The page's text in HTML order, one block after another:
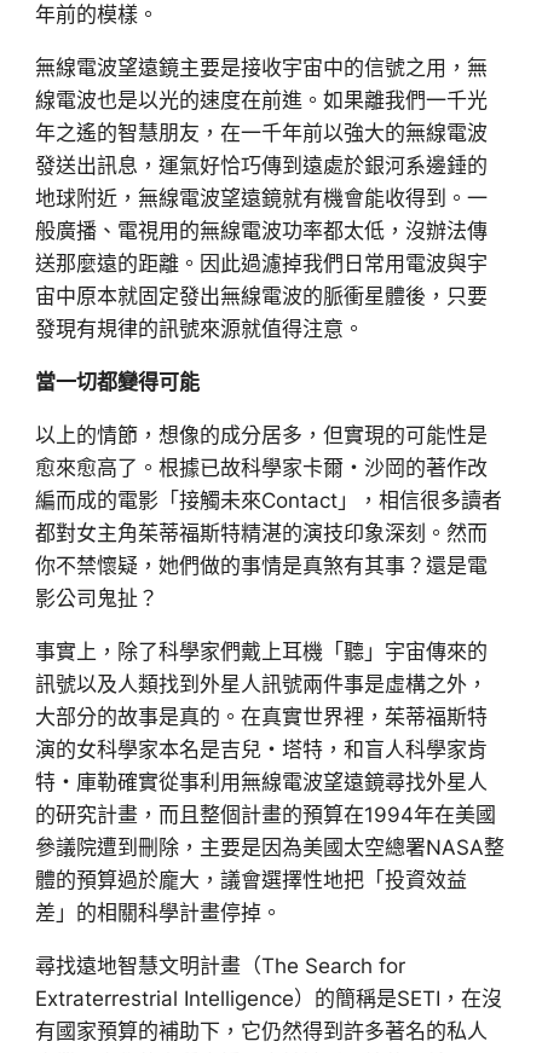
年前的模樣。
無線電波望遠鏡主要是接收宇宙中的信號之用，無
線電波也是以光的速度在前進。如果離我們一千光
年之遙的智慧朋友，在一千年前以強大的無線電波
發送出訊息，運氣好恰巧傳到遠處於銀河系邊錘的
地球附近，無線電波望遠鏡就有機會能收得到。一
般廣播、電視用的無線電波功率都太低，沒辦法傳
送那麼遠的距離。因此過濾掉我們日常用電波與宇
宙中原本就固定發出無線電波的脈衝星體後，只要
發現有規律的訊號來源就值得注意。
當一切都變得可能
以上的情節，想像的成分居多，但實現的可能性是
愈來愈高了。根據已故科學家卡爾‧沙岡的著作改
編而成的電影「接觸未來Contact」，相信很多讀者
都對女主角茱蒂福斯特精湛的演技印象深刻。然而
你不禁懷疑，她們做的事情是真煞有其事？還是電
影公司鬼扯？
事實上，除了科學家們戴上耳機「聽」宇宙傳來的
訊號以及人類找到外星人訊號兩件事是虛構之外，
大部分的故事是真的。在真實世界裡，茱蒂福斯特
演的女科學家本名是吉兒‧塔特，和盲人科學家肯
特‧庫勒確實從事利用無線電波望遠鏡尋找外星人
的研究計畫，而且整個計畫的預算在1994年在美國
參議院遭到刪除，主要是因為美國太空總署NASA整
體的預算過於龐大，議會選擇性地把「投資效益
差」的相關科學計畫停掉。
尋找遠地智慧文明計畫（The Search for
Extraterrestrial Intelligence）的簡稱是SETI，在沒
有國家預算的補助下，它仍然得到許多著名的私人